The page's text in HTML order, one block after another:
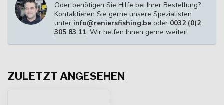
Oder benötigen Sie Hilfe bei Ihrer Bestellung?
Kontaktieren Sie gerne unsere Spezialisten
unter info@reniersfishing.be oder 0032 (0)2
305 83 11. Wir helfen Ihnen gerne weiter!
ZULETZT ANGESEHEN